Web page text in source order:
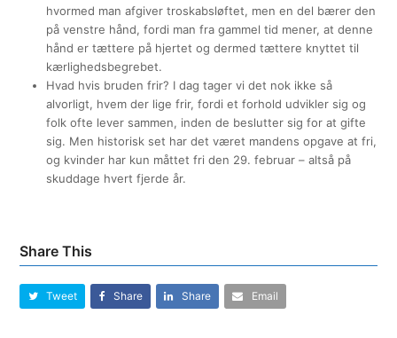
hvormed man afgiver troskabsløftet, men en del bærer den
på venstre hånd, fordi man fra gammel tid mener, at denne
hånd er tættere på hjertet og dermed tættere knyttet til
kærlighedsbegrebet.
Hvad hvis bruden frir? I dag tager vi det nok ikke så
alvorligt, hvem der lige frir, fordi et forhold udvikler sig og
folk ofte lever sammen, inden de beslutter sig for at gifte
sig. Men historisk set har det været mandens opgave at fri,
og kvinder har kun måttet fri den 29. februar – altså på
skuddage hvert fjerde år.
Share This
Tweet Share Share Email